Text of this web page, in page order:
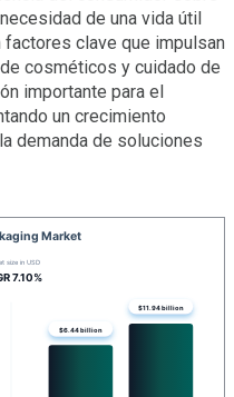
de una vida útil
clave que impulsan
cosméticos y cuidado de
importante para el
un crecimiento
demanda de soluciones